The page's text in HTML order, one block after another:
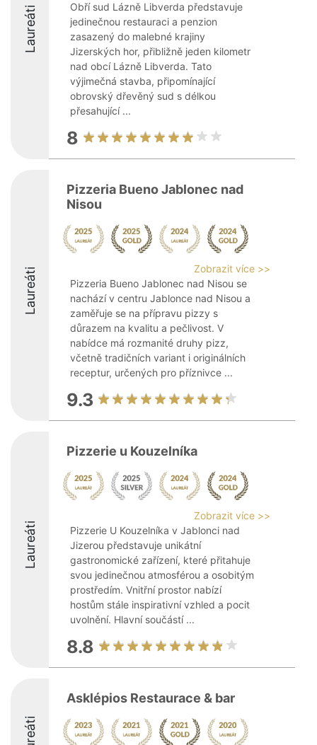
Laureáti
Obří sud Lázně Libverda představuje
jedinečnou restauraci a penzion
zasazený do malebné krajiny
Jizerských hor, přibližně jeden kilometr
nad obcí Lázně Libverda. Tato
výjimečná stavba, připomínající
obrovský dřevěný sud s délkou
přesahující ...
8
Laureáti
Pizzeria Bueno Jablonec nad
Nisou
Zobrazit více >>
Pizzeria Bueno Jablonec nad Nisou se
nachází v centru Jablonce nad Nisou a
zaměřuje se na přípravu pizzy s
důrazem na kvalitu a pečlivost. V
nabídce má rozmanité druhy pizz,
včetně tradičních variant i originálních
receptur, určených pro příznivce ...
9.3
Laureáti
Pizzerie u Kouzelníka
Zobrazit více >>
Pizzerie U Kouzelníka v Jablonci nad
Jizerou představuje unikátní
gastronomické zařízení, které přitahuje
svou jedinečnou atmosférou a osobitým
prostředím. Vnitřní prostor nabízí
hostům stále inspirativní vzhled a pocit
uvolnění. Hlavní součástí ...
8.8
Asklépios Restaurace & bar